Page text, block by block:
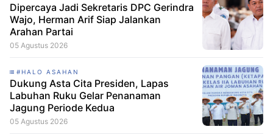
Dipercaya Jadi Sekretaris DPC Gerindra
Wajo, Herman Arif Siap Jalankan
Arahan Partai
05 Agustus 2026
#HALO ASAHAN
Dukung Asta Cita Presiden, Lapas
Labuhan Ruku Gelar Penanaman
Jagung Periode Kedua
05 Agustus 2026